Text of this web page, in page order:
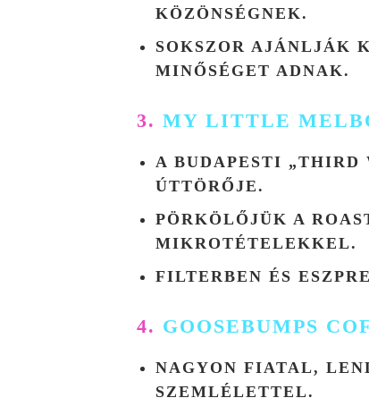
KÖZÖNSÉGNEK.
SOKSZOR AJÁNLJÁK
MINŐSÉGET ADNAK.
3. MY LITTLE
A BUDAPESTI „THIRD
ÚTTÖRŐJE.
PÖRKÖLŐJÜK A
MIKROTÉTELEKKEL.
FILTERBEN ÉS
4. GOOSEBUMPS
NAGYON FIATAL,
SZEMLÉLETTEL.